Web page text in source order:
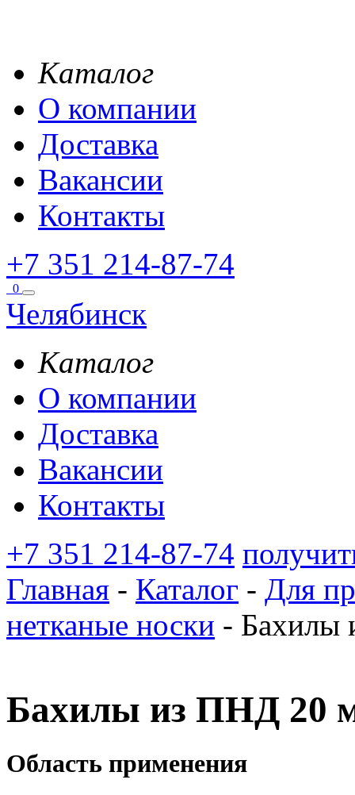
Каталог
О компании
Доставка
Вакансии
Контакты
+7 351 214-87-74
0
Челябинск
Каталог
О компании
Доставка
Вакансии
Контакты
+7 351 214-87-74
Главная - Каталог - Для
нетканые носки - Бахилы
Бахилы из ПНД 20
Область применения